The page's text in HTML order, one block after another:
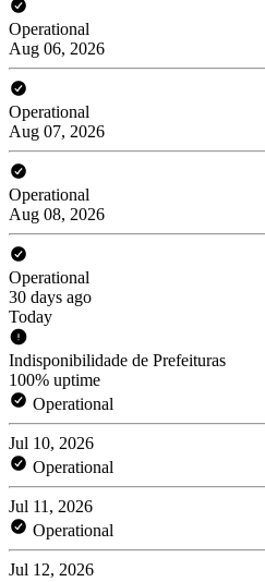
Operational
Aug 06, 2026
Operational
Aug 07, 2026
Operational
Aug 08, 2026
Operational
30 days ago
Today
Indisponibilidade de Prefeituras
100% uptime
Operational
Jul 10, 2026
Operational
Jul 11, 2026
Operational
Jul 12, 2026